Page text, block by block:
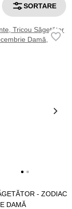
SORTARE
- ZODIAC
DAMĂ